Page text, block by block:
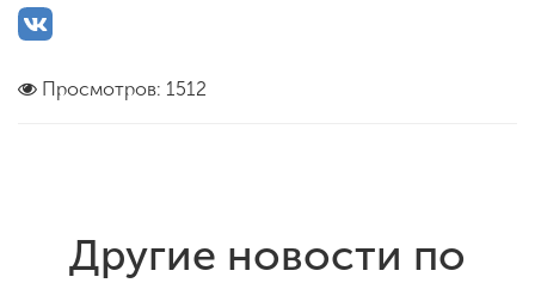
Просмотров: 1512
Другие новости по